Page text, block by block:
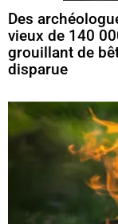
Des
vieux de 140
grouillant de
disparue